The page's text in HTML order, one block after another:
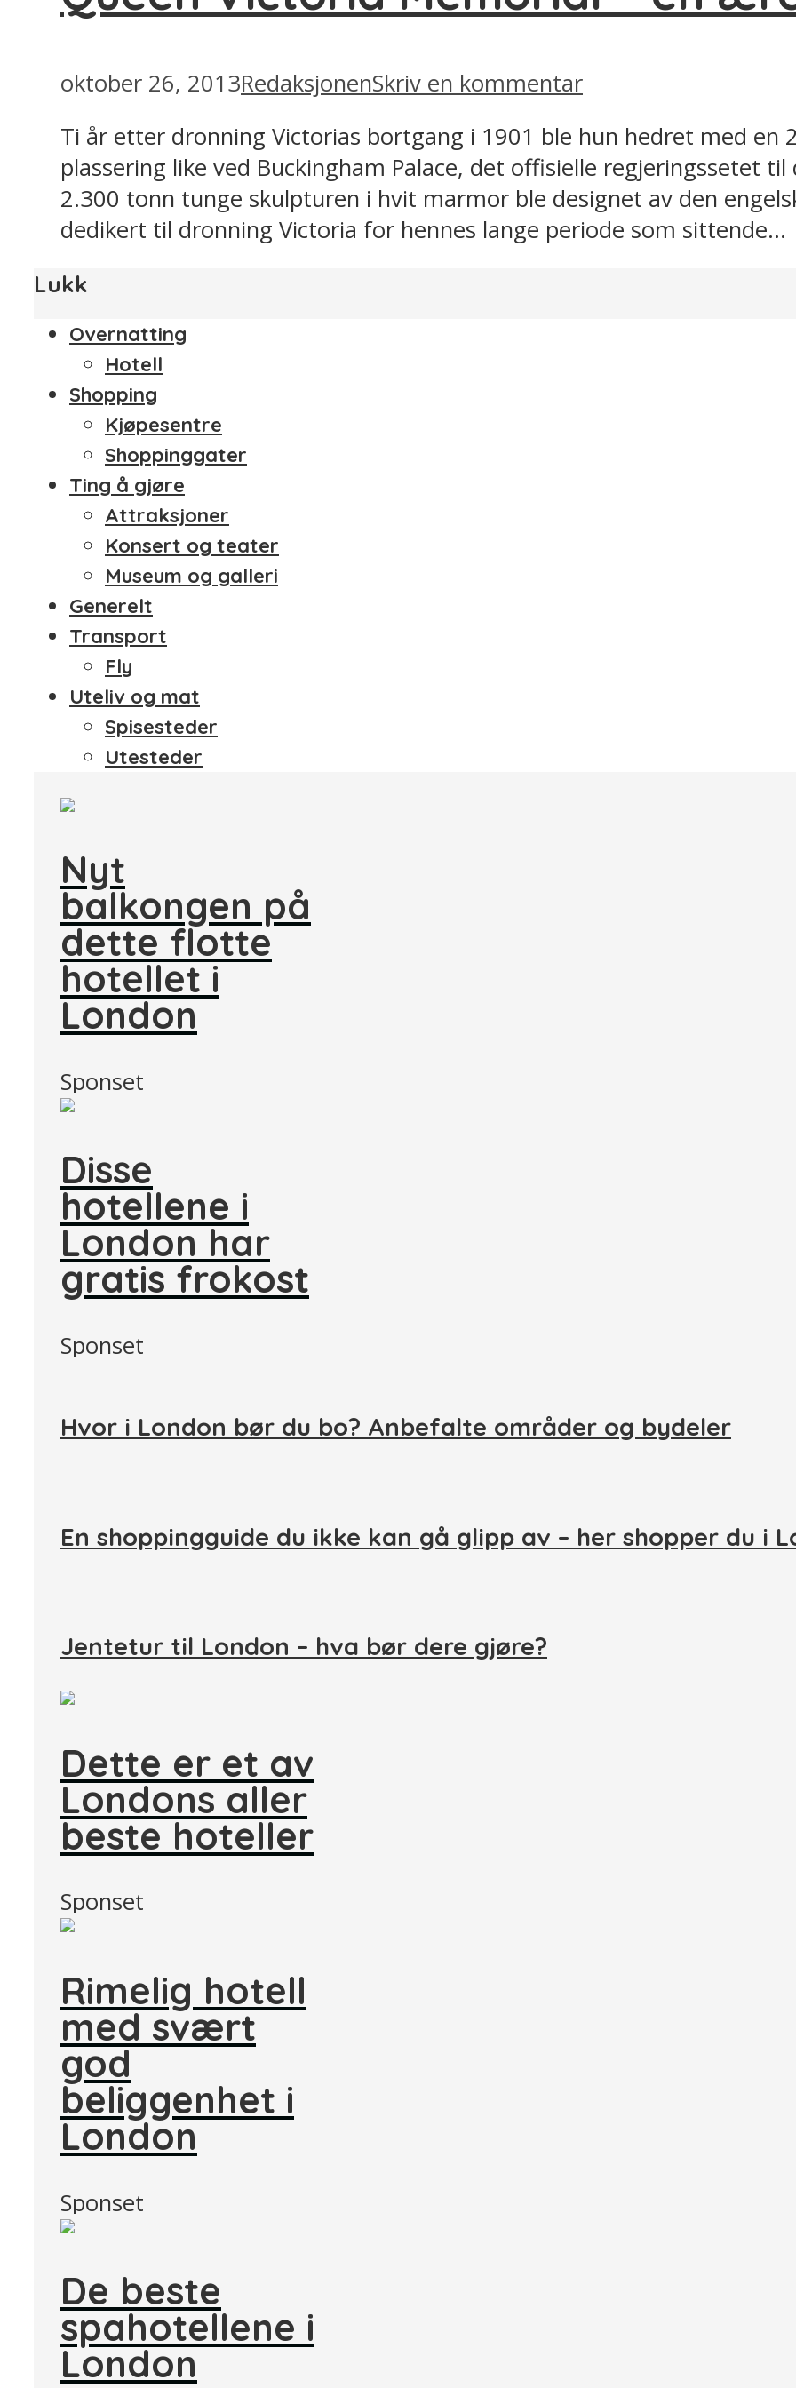
oktober 26, 2013RedaksjonenSkriv en kommentar
Ti år etter dronning Victorias bortgang i 1901 ble hun hedret med en
plassering like ved Buckingham Palace, det offisielle regjeringssetet
2.300 tonn tunge skulpturen i hvit marmor ble designet av den
dedikert til dronning Victoria for hennes lange periode som sittende...
Lukk
Overnatting
Hotell
Shopping
Kjøpesentre
Shoppinggater
Ting å gjøre
Attraksjoner
Konsert og teater
Museum og galleri
Generelt
Transport
Fly
Uteliv og mat
Spisesteder
Utesteder
Nyt
balkongen på
dette flotte
hotellet i
London
Sponset
Disse
hotellene i
London har
gratis frokost
Sponset
Hvor i London bør du bo? Anbefalte områder og bydeler
En shoppingguide du ikke kan gå glipp av – her shopper du i
Jentetur til London – hva bør dere gjøre?
Dette er et av
Londons aller
beste hoteller
Sponset
Rimelig hotell
med svært
god
beliggenhet i
London
Sponset
De beste
spahotellene i
London